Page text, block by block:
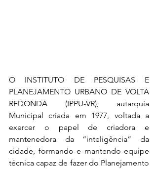
O INSTITUTO DE PESQUISAS E
PLANEJAMENTO URBANO DE VOLTA
REDONDA (IPPU-VR), autarquia
Municipal criada em 1977, voltada a
exercer o papel de criadora e
mantenedora da “inteligência” da
cidade, formando e mantendo equipe
técnica capaz de fazer do Planejamento